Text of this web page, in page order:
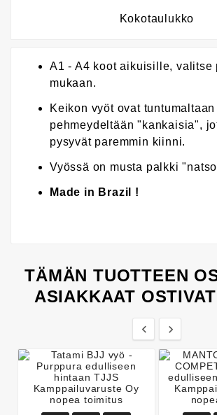
Kokotaulukko
A1 - A4 koot aikuisille, valitse
mukaan.
Keikon vyöt ovat tuntumaltaan
pehmeydeltään "kankaisia",
pysyvät paremmin kiinni.
Vyössä on musta palkki
Made in Brazil !
TÄMÄN TUOTTEEN
ASIAKKAAT
 